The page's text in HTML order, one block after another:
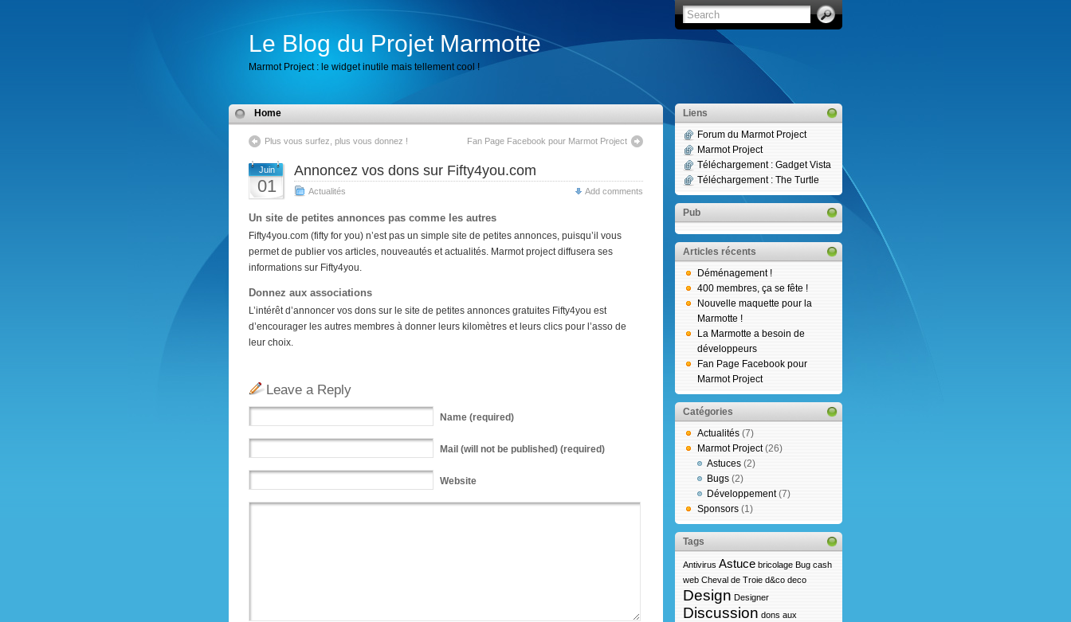
Le Blog du Projet Marmotte
Marmot Project : le widget inutile mais tellement cool !
Home
Plus vous surfez, plus vous donnez ! Fan Page Facebook pour Marmot Project
Juin
01
Annoncez vos dons sur Fifty4you.com
Actualités Add comments
Un site de petites annonces pas comme les autres
Fifty4you.com (fifty for you) n’est pas un simple site de petites annonces, puisqu’il vous
permet de publier vos articles, nouveautés et actualités. Marmot project diffusera ses
informations sur Fifty4you.
Donnez aux associations
L’intérêt d’annoncer vos dons sur le site de petites annonces gratuites Fifty4you est
d’encourager les autres membres à donner leurs kilomètres et leurs clics pour l’asso de
leur choix.
Leave a Reply
Name (required)
Mail (will not be published) (required)
Website
Liens
Forum du Marmot Project
Marmot Project
Téléchargement : Gadget Vista
Téléchargement : The Turtle
Pub
Articles récents
Déménagement !
400 membres, ça se fête !
Nouvelle maquette pour la
Marmotte !
La Marmotte a besoin de
développeurs
Fan Page Facebook pour
Marmot Project
Catégories
Actualités (7)
Marmot Project(26)
Astuces (2)
Bugs (2)
Développement(7)
Sponsors (1)
Tags
Antivirus Astuce bricolage Bug cash
web Cheval de Troie d&co deco
Design Designer
Discussion dons aux